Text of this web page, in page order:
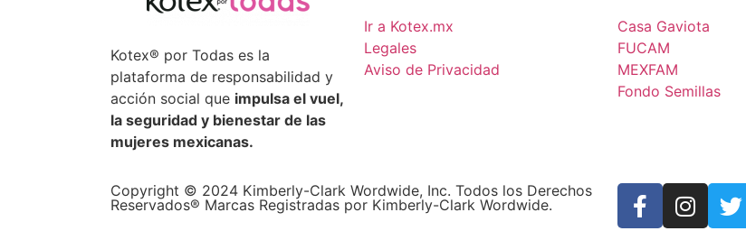
Kotex® por Todas es la
plataforma de responsabilidad y
acción social que impulsa el vuel,
la seguridad y bienestar de las
mujeres mexicanas.
Ir a Kotex.mx
Legales
Aviso de Privacidad
Casa Gaviota
FUCAM
MEXFAM
Fondo Semillas
Copyright © 2024 Kimberly-Clark Wordwide, Inc. Todos los Derechos
Reservados® Marcas Registradas por Kimberly-Clark Wordwide.